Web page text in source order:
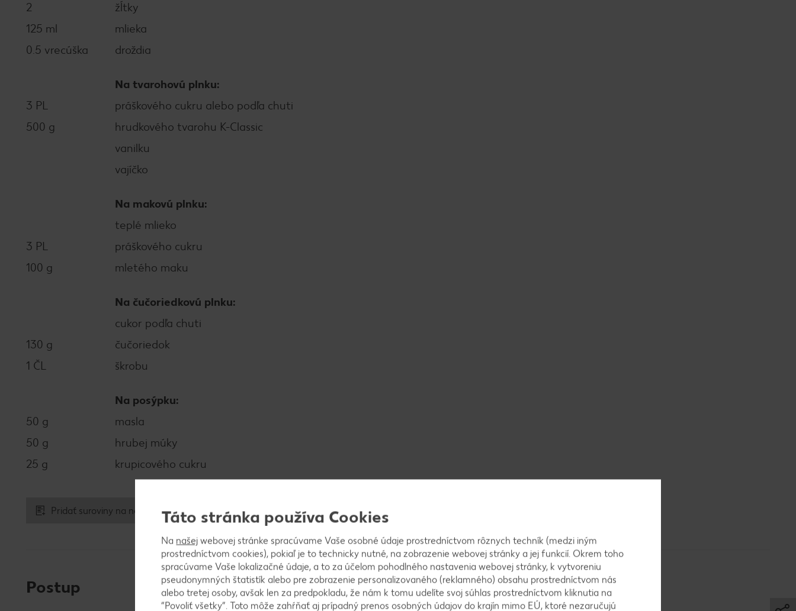
2
žĺtky
125 ml
mlieka
0.5 vrecúška
droždia
Na tvarohovú plnku:
3 PL
práškového cukru alebo podľa chuti
500 g
hrudkového tvarohu K-Classic
vanilku
vajíčko
Na makovú plnku:
teplé mlieko
3 PL
práškového cukru
100 g
mletého maku
Na čučoriedkovú plnku:
cukor podľa chuti
130 g
čučoriedok
1 ČL
škrobu
Na posýpku:
50 g
masla
50 g
hrubej múky
25 g
krupicového cukru
Pridať suroviny na nákupný zoznam
Postup
Táto stránka používa Cookies
Na našej webovej stránke spracúvame Vaše osobné údaje prostredníctvom rôznych techník (medzi iným
prostredníctvom cookies), pokiaľ je to technicky nutné, na zobrazenie webovej stránky a jej funkcií. Okrem toho
spracúvame Vaše lokalizačné údaje, a to za účelom pohodlného nastavenia webovej stránky, k vytvoreniu
pseudonymných štatistík alebo pre zobrazenie personalizovaného (reklamného) obsahu prostredníctvom nás
alebo tretej osoby, avšak len za predpokladu, že nám k tomu udelíte svoj súhlas prostredníctvom kliknutia na
“Povoliť všetky”. Toto môže zahŕňať aj prípadný prenos osobných údajov do krajín mimo EÚ, ktoré nezaručujú